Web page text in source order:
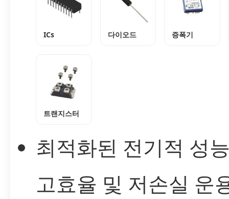
ICs 다이오드 증폭기
트랜지스터
최적화된 전기적 성
고효율 및 저손실 운